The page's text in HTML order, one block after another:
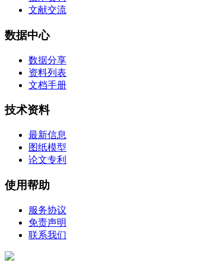
文献交流
数据中心
数据分享
资料列表
文档手册
技术资料
最新信息
图纸模型
论文专利
使用帮助
服务协议
免责声明
联系我们